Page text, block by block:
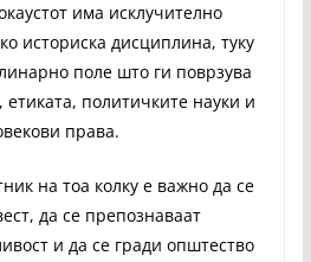
има исклучително
историска дисциплина, туку
поле што ги поврзува
етиката, политичките науки и
права.
на тоа колку е важно да се
да се препознаваат
и да се гради општество